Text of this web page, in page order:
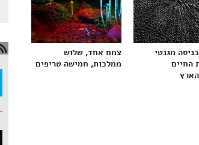
מגנטי
החיים
צמח אחד, שלוש
ממלכות, חמישה טריפים